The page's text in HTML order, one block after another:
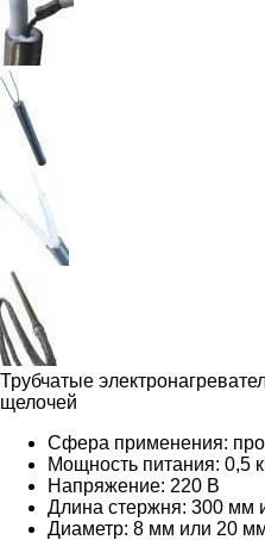
Трубчатые
щелочей
Сфера применения:
Мощность питания: 0,5
Напряжение: 220 В
Длина стержня: 300 мм
Диаметр: 8 мм или 20